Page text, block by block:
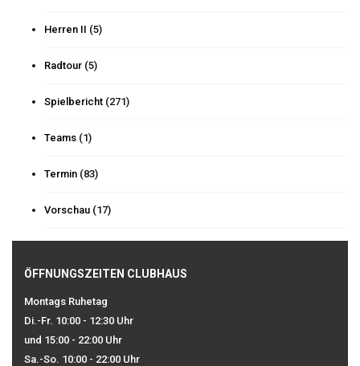
Herren II (5)
Radtour (5)
Spielbericht (271)
Teams (1)
Termin (83)
Vorschau (17)
ÖFFNUNGSZEITEN CLUBHAUS
Montags Ruhetag
Di.-Fr. 10:00 - 12:30 Uhr
und 15:00 - 22:00 Uhr
Sa.-So. 10:00 - 22:00 Uhr